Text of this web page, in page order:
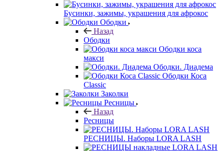
Бусинки, зажимы, украшения для афрокос
Ободки
Назад
Ободки
Ободки коса
макси
Ободки. Диадема
Ободки Коса
Classic
Заколки
Ресницы
Назад
Ресницы
РЕСНИЦЫ. Наборы LORA LASH